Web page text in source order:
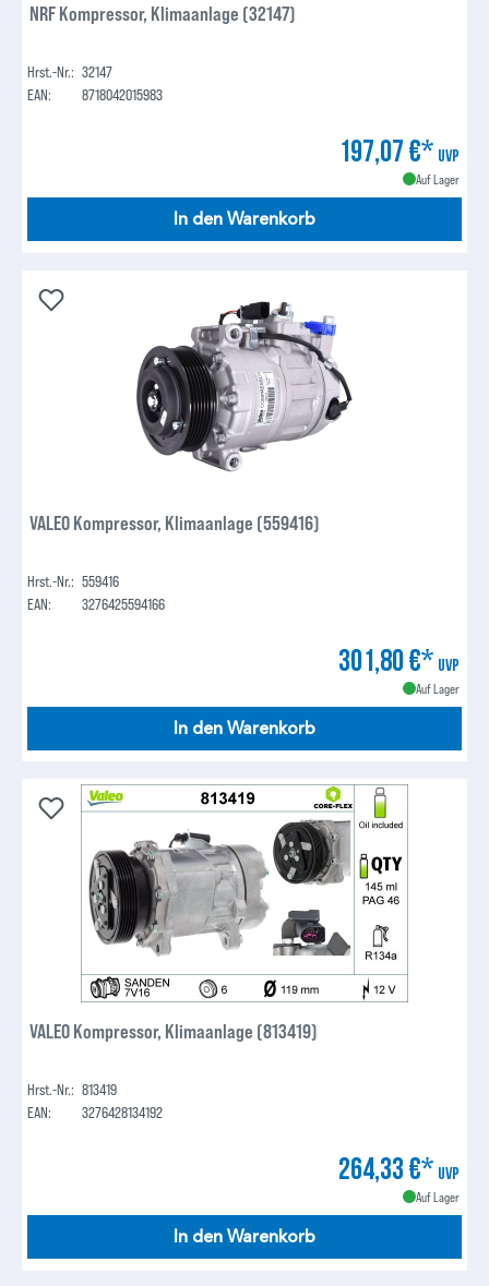
NRF Kompressor, Klimaanlage (32147)
Hrst.-Nr.: 32147
EAN:
8718042015983
197,07 €* UVP
Auf Lager
In den Warenkorb
VALEO Kompressor, Klimaanlage (559416)
Hrst.-Nr.: 559416
EAN:
3276425594166
301,80 €* UVP
Auf Lager
In den Warenkorb
VALEO Kompressor, Klimaanlage (813419)
Hrst.-Nr.: 813419
EAN:
3276428134192
264,33 €* UVP
Auf Lager
In den Warenkorb